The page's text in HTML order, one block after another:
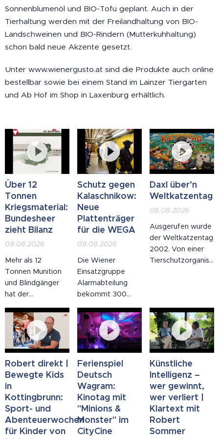
Sonnenblumenöl und BIO-Tofu geplant. Auch in der
Tierhaltung werden mit der Freilandhaltung von BIO-
Landschweinen und BIO-Rindern (Mutterkuhhaltung)
schon bald neue Akzente gesetzt.
Unter www.wienergusto.at sind die Produkte auch online
bestellbar sowie bei einem Stand im Lainzer Tiergarten
und Ab Hof im Shop in Laxenburg erhältlich.
Über 12
Tonnen
Kriegsmaterial:
Bundesheer
zieht Bilanz
09.08.2026
Mehr als 12
Tonnen Munition
und Blindgänger
hat der
des Bundesheeres
allein von Jänner
bis Juli geborgen.
624 Meldungen,
Schwerpunkt
Niederösterreich
mit 296 Einsätzen.
Das Bundesheer
warnt: Fundstücke
niemals selbst
berühren – alte
Schutz gegen
Kalaschnikow:
Neue
Plattenträger
für die WEGA
09.08.2026
Die Wiener
Einsatzgruppe
Alarmabteilung
bekommt 300
Plattenträger. Sie
schützen nach
Klasse VPAM 6 –
also auch vor
Sturmgewehren
wie der AK-47 –
und lassen den
Beamten
trotzdem
Bewegungsfreiheit.
Rund 250 WEGA-
Daxl über’n
Weltkatzentag
08.08.2026
Ausgerufen wurde
der Weltkatzentag
2002. Von einer
Katze aufmerksam
machen". Nun: Die
Katze macht seit
neuntausend
Jahren selbst auf
ihr Wohl
aufmerksam.
Meistens um vier
Uhr früh. Meistens
vor einer
geschlossenen
Robert direkt |
Bewegte Kids
in
Kottingbrunn:
Sport- und
Abenteuerwochen
für Kinder von
Ferienspiel
Deutsch
Wagram:
Kinotag mit
"Minions &
Monster" im
CityCine
Künstliche
Intelligenz –
wer gewinnt,
wer verliert |
Klartext mit
Robert
Sommer